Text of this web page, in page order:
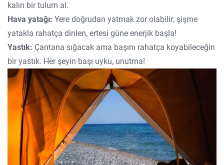
kalın bir tulum al.
Hava yatağı: Yere doğrudan yatmak zor olabilir; şişme
yatakla rahatça dinlen, ertesi güne enerjik başla!
Yastık: Çantana sığacak ama başını rahatça koyabileceğin
bir yastık. Her şeyin başı uyku, unutma!